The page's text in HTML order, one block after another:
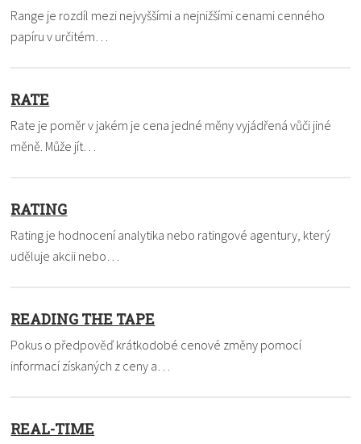
Range je rozdíl mezi nejvyššími a nejnižšími cenami cenného
papíru v určitém…
RATE
Rate je poměr v jakém je cena jedné měny vyjádřená vůči jiné
měně. Může jít…
RATING
Rating je hodnocení analytika nebo ratingové agentury, který
uděluje akcii nebo…
READING THE TAPE
Pokus o předpověď krátkodobé cenové změny pomocí
informací získaných z ceny a…
REAL-TIME